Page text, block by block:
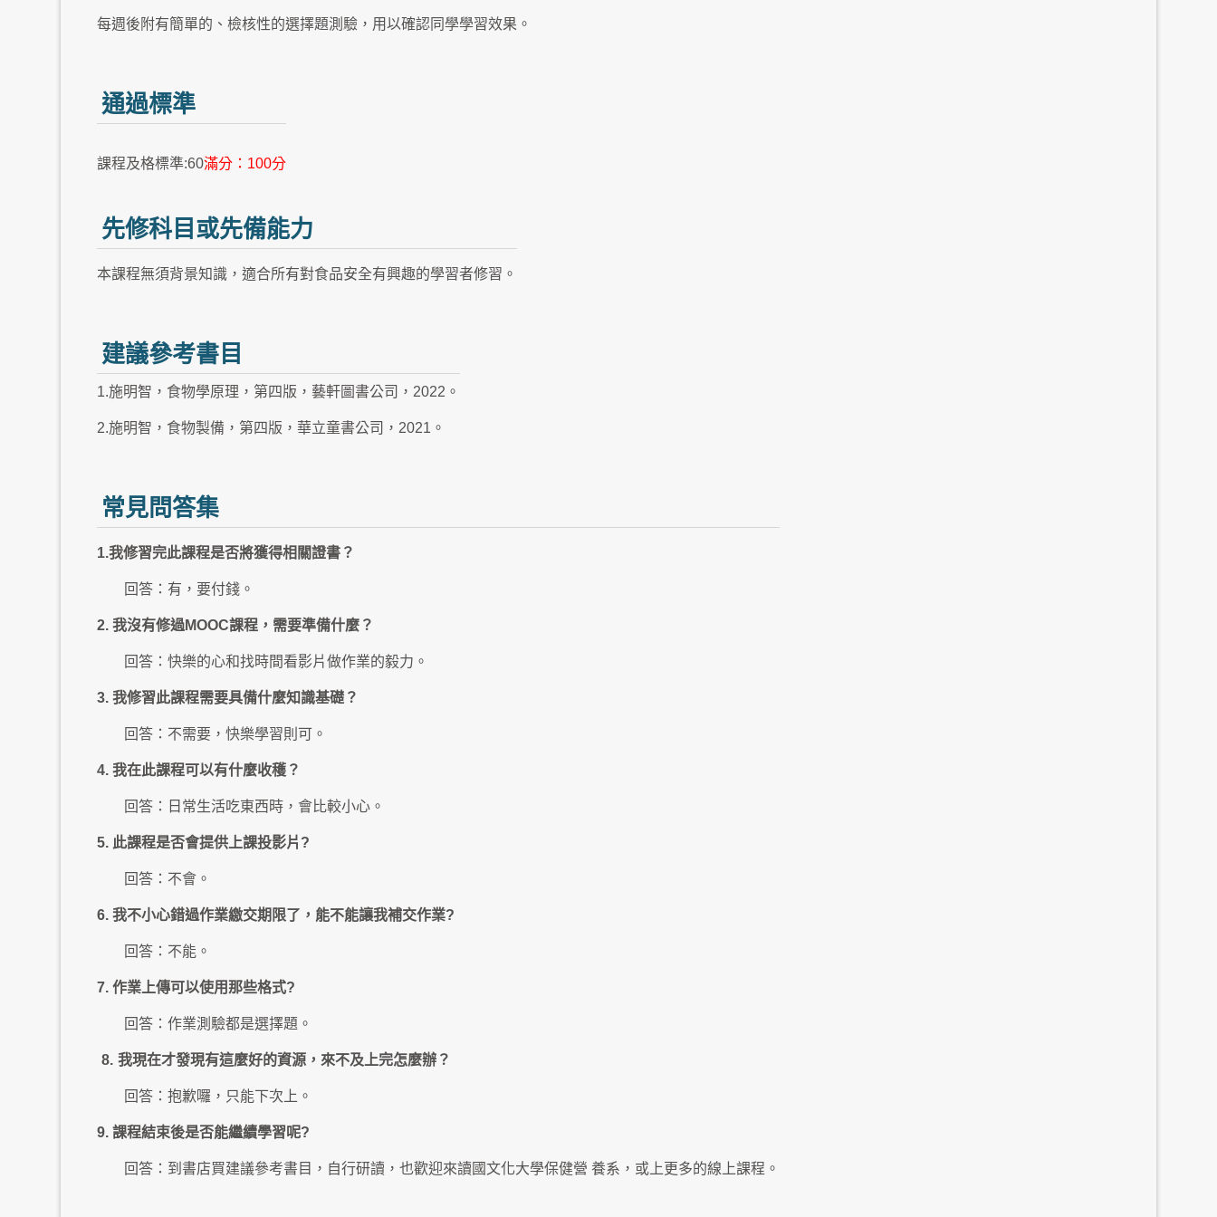
每週後附有簡單的、檢核性的選擇題測驗，用以確認同學學習效果。
通過標準
課程及格標準:60滿分：100分
先修科目或先備能力
本課程無須背景知識，適合所有對食品安全有興趣的學習者修習。
建議參考書目
1.施明智，食物學原理，第四版，藝軒圖書公司，2022。
2.施明智，食物製備，第四版，華立童書公司，2021。
常見問答集
1.我修習完此課程是否將獲得相關證書？
回答：有，要付錢。
2. 我沒有修過MOOC課程，需要準備什麼？
回答：快樂的心和找時間看影片做作業的毅力。
3. 我修習此課程需要具備什麼知識基礎？
回答：不需要，快樂學習則可。
4. 我在此課程可以有什麼收穫？
回答：日常生活吃東西時，會比較小心。
5. 此課程是否會提供上課投影片?
回答：不會。
6. 我不小心錯過作業繳交期限了，能不能讓我補交作業?
回答：不能。
7. 作業上傳可以使用那些格式?
回答：作業測驗都是選擇題。
8. 我現在才發現有這麼好的資源，來不及上完怎麼辦？
回答：抱歉囉，只能下次上。
9. 課程結束後是否能繼續學習呢?
回答：到書店買建議參考書目，自行研讀，也歡迎來讀國文化大學保健營 養系，或上更多的線上課程。